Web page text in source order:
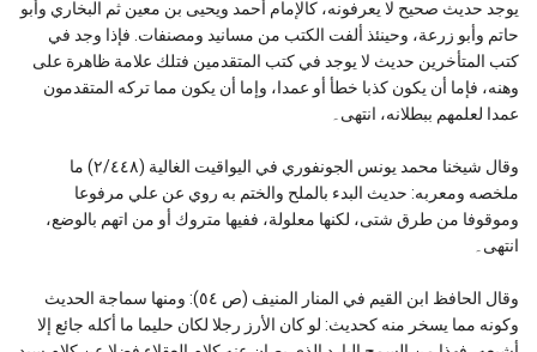
يوجد حديث صحيح لا يعرفونه، كالإمام أحمد ويحيى بن معين ثم البخاري وأبو
حاتم وأبو زرعة، وحينئذ ألفت الكتب من مسانيد ومصنفات. فإذا وجد في
كتب المتأخرين حديث لا يوجد في كتب المتقدمين فتلك علامة ظاهرة على
وهنه، فإما أن يكون كذبا خطأ أو عمدا، وإما أن يكون مما تركه المتقدمون
عمدا لعلمهم ببطلانه، انتهى۔
وقال شيخنا محمد يونس الجونفوري في اليواقيت الغالية (٢/٤٤٨) ما
ملخصه ومعربه: حديث البدء بالملح والختم به روي عن علي مرفوعا
وموقوفا من طرق شتى، لكنها معلولة، ففيها متروك أو من اتهم بالوضع،
انتهى۔
وقال الحافظ ابن القيم في المنار المنيف (ص ٥٤): ومنها سماجة الحديث
وكونه مما يسخر منه كحديث: لو كان الأرز رجلا لكان حليما ما أكله جائع إلا